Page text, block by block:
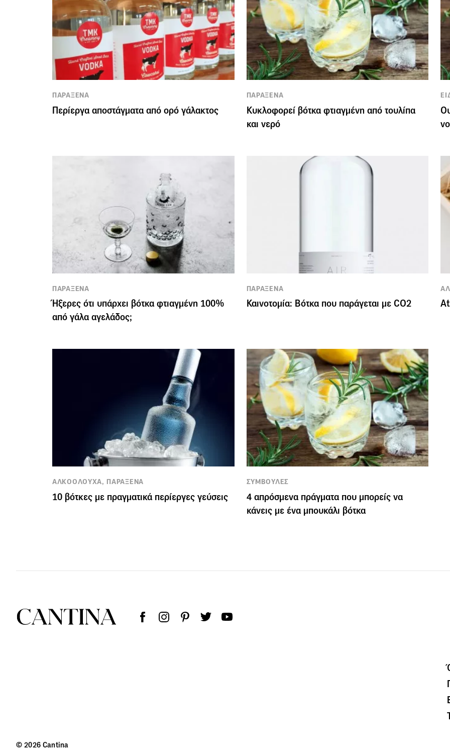
ΠΑΡΑΞΕΝΑ
Περίεργα αποστάγματα από ορό γάλακτος
ΠΑΡΑΞΕΝΑ
Κυκλοφορεί βότκα φτιαγμένη από τουλίπα
και νερό
ΠΑΡΑΞΕΝΑ
Ήξερες ότι υπάρχει βότκα φτιαγμένη 100%
από γάλα αγελάδος;
ΠΑΡΑΞΕΝΑ
Καινοτομία: Βότκα που παράγεται με CO2
ΑΛΚΟΟΛΟΥΧΑ, ΠΑΡΑΞΕΝΑ
10 βότκες με πραγματικά περίεργες γεύσεις
ΣΥΜΒΟΥΛΕΣ
4 απρόσμενα πράγματα που μπορείς να
κάνεις με ένα μπουκάλι βότκα
© 2026 Cantina